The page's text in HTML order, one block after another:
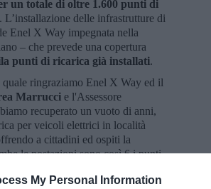
My Personal Information
un totale di oltre 1.600 punti di
delle infrastrutture di
Enel X Way impegnata nella
– che prevede una copertura
punti di ricarica già installati.
ringraziamo Enel X Way ed il
Marrucci e l'Assessore
recuperato un vuoto di anni,
per veicoli elettrici in località
a cittadini ed ospiti la
le postazioni sono così 6 i punti
Il lavoro di innovazione ed
della mobilità proseguirà su tutto